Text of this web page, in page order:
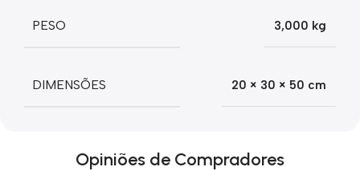
PESO 3,000 kg
DIMENSÕES 20 × 30 × 50 cm
Opiniões de Compradores